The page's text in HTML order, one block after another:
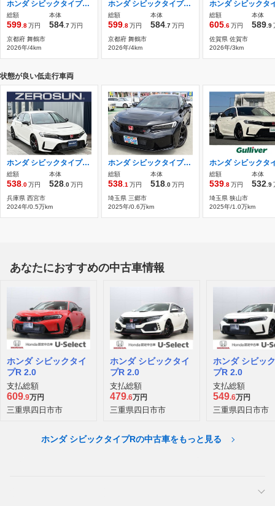
ホンダ シビックタイプR 2.0 レーシングブラックパッケージ 純正9型コネクトディスプレイ ETC2.0
総額
599 .8万円
本体
584 .7万円
京都府 舞鶴市
2026年/4km
ホンダ シビックタイプR 2.0 レーシングブラックパッケージ 純正9型コネクトディスプレイ
総額
599 .8万円
本体
584 .7万円
京都府 舞鶴市
2026年/4km
総額
605 .6万円
本体
589 .9
佐賀県 佐賀市
2026年/3km
状態が良い低走行車両
ホンダ シビックタイプR 2.0 1オナ 禁煙 無限パフォーマンスダンパー
総額
538.0万円
本体
528.0万円
兵庫県 西宮市
2024年/0.5万km
ホンダ シビックタイプR 2.0 ワンオーナー 6速MT ホンダセンシング
総額
538.1万円
本体
518.0万円
埼玉県 三郷市
2025年/0.6万km
総額
539.8万円
本体
532.9
埼玉県 狭山市
2025年/1.0万km
あなたにおすすめの中古車情報
ホンダ シビックタイ
プR 2.0
支払総額
609.9万円
三重県四日市市
ホンダ シビックタイ
プR 2.0
支払総額
479.6万円
三重県四日市市
ホンダ シビッ
プR 2.0
支払総額
549.6万円
三重県四日市市
ホンダ シビックタイプRの中古車をもっと見る